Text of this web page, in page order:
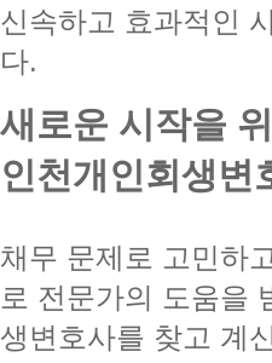
신속하고 효과적인
다.
새로운 시작을
인천개인회생변
채무 문제로 고민하
로 전문가의 도움을
생변호사를 찾고 계